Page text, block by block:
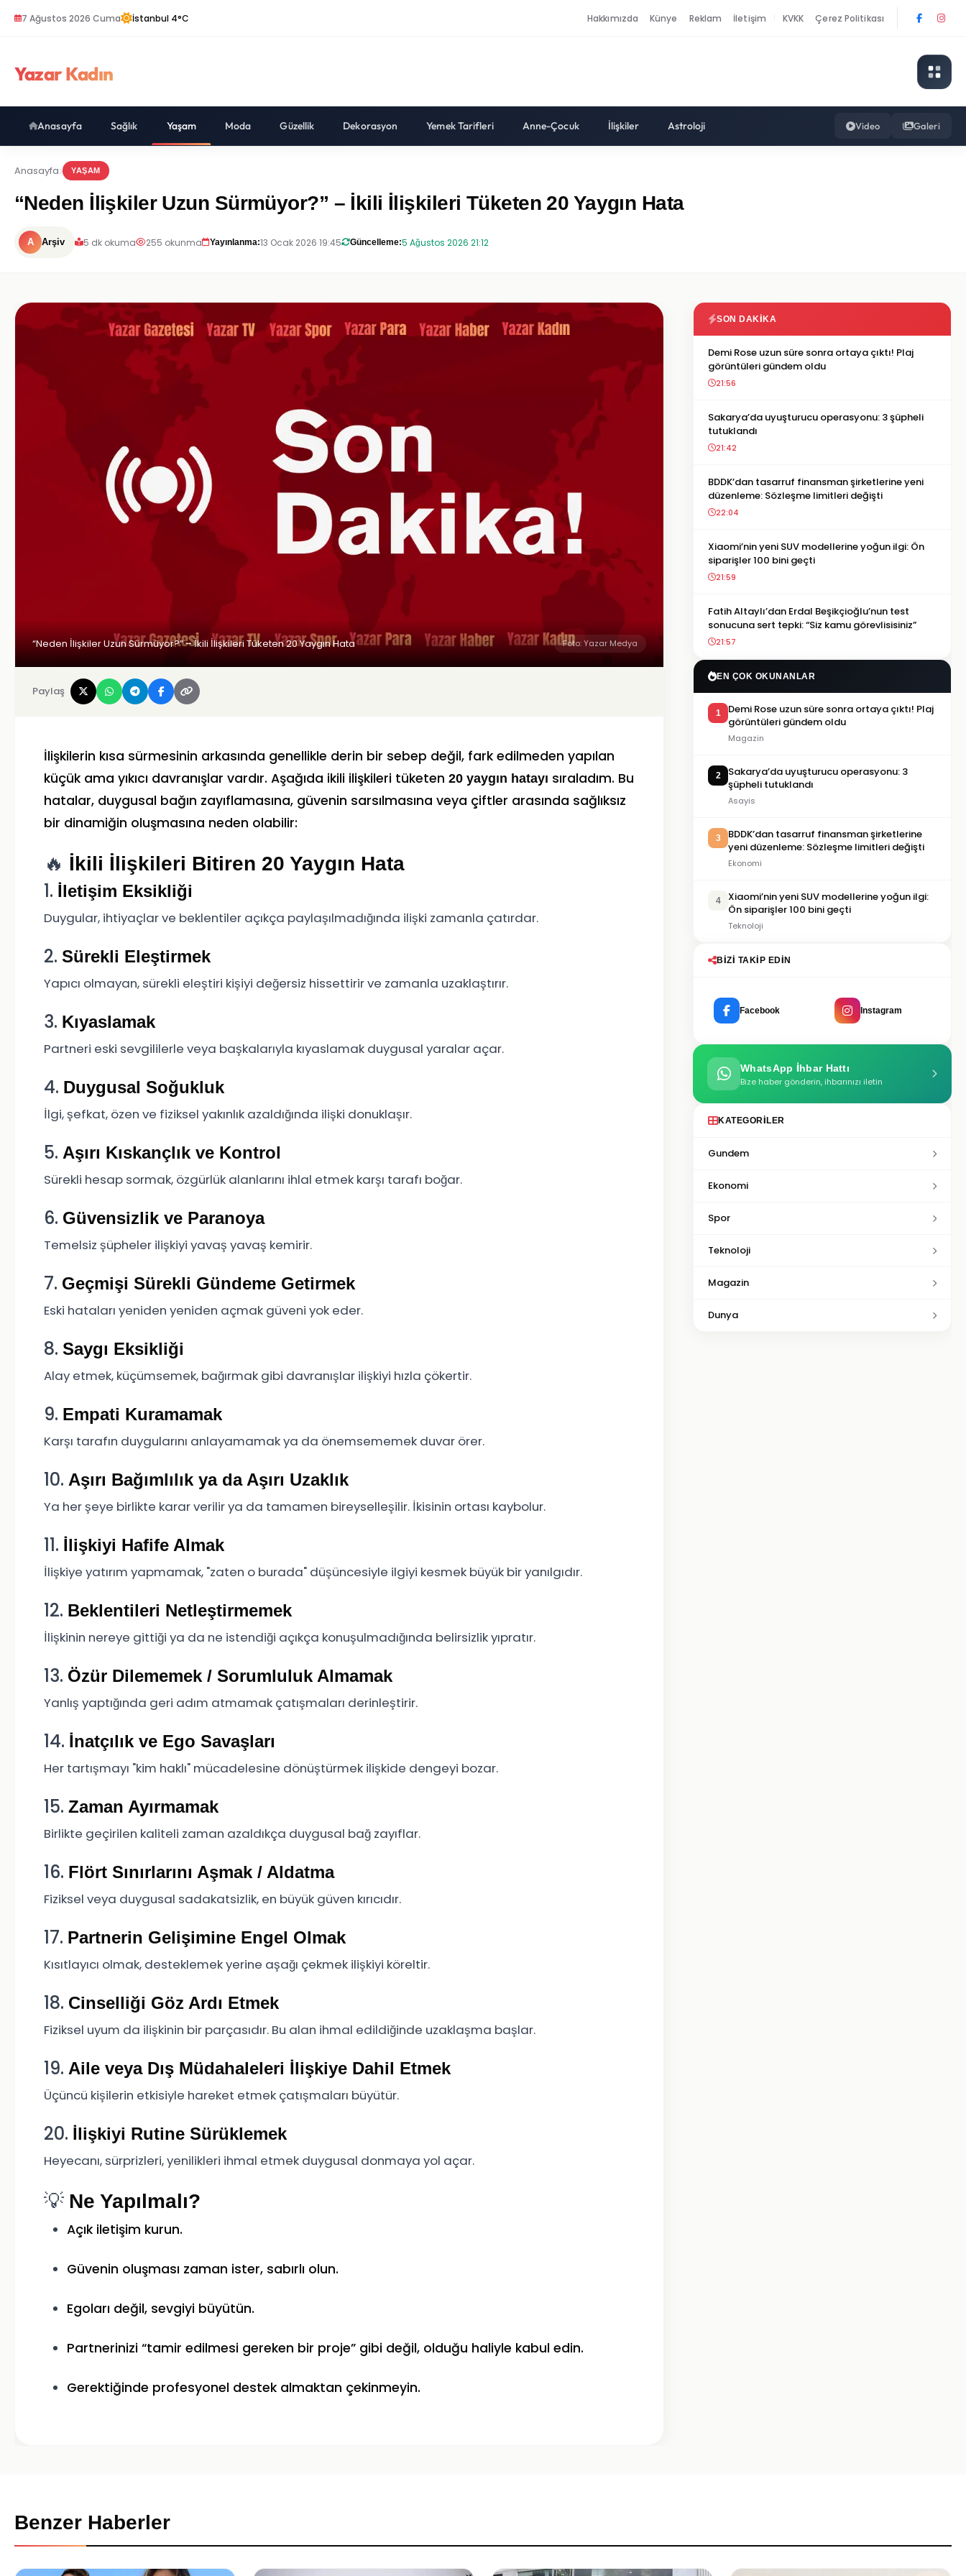
7 Ağustos 2026 Cuma İstanbul 4°C Hakkımızda Künye Reklam İletişim KVKK Çerez Politikası
Yazar Kadın
Anasayfa Sağlık Yaşam Moda Güzellik Dekorasyon Yemek Tarifleri Anne-Çocuk İlişkiler Astroloji Video Galeri
Anasayfa YAŞAM
“Neden İlişkiler Uzun Sürmüyor?” – İkili İlişkileri Tüketen 20 Yaygın Hata
A Arşiv 5 dk okuma 255 okunma Yayınlanma:13 Ocak 2026 19:45 Güncelleme:5 Ağustos 2026 21:12
“Neden İlişkiler Uzun Sürmüyor?” – İkili İlişkileri Tüketen 20 Yaygın Hata Foto: Yazar Medya
Paylaş
İlişkilerin kısa sürmesinin arkasında genellikle derin bir sebep değil, fark edilmeden yapılan
küçük ama yıkıcı davranışlar vardır. Aşağıda ikili ilişkileri tüketen 20 yaygın hatayı sıraladım. Bu
hatalar, duygusal bağın zayıflamasına, güvenin sarsılmasına veya çiftler arasında sağlıksız
bir dinamiğin oluşmasına neden olabilir:
🔥 İkili İlişkileri Bitiren 20 Yaygın Hata
1. İletişim Eksikliği
Duygular, ihtiyaçlar ve beklentiler açıkça paylaşılmadığında ilişki zamanla çatırdar.
2. Sürekli Eleştirmek
Yapıcı olmayan, sürekli eleştiri kişiyi değersiz hissettirir ve zamanla uzaklaştırır.
3. Kıyaslamak
Partneri eski sevgililerle veya başkalarıyla kıyaslamak duygusal yaralar açar.
4. Duygusal Soğukluk
İlgi, şefkat, özen ve fiziksel yakınlık azaldığında ilişki donuklaşır.
5. Aşırı Kıskançlık ve Kontrol
Sürekli hesap sormak, özgürlük alanlarını ihlal etmek karşı tarafı boğar.
6. Güvensizlik ve Paranoya
Temelsiz şüpheler ilişkiyi yavaş yavaş kemirir.
7. Geçmişi Sürekli Gündeme Getirmek
Eski hataları yeniden yeniden açmak güveni yok eder.
8. Saygı Eksikliği
Alay etmek, küçümsemek, bağırmak gibi davranışlar ilişkiyi hızla çökertir.
9. Empati Kuramamak
Karşı tarafın duygularını anlayamamak ya da önemsememek duvar örer.
10. Aşırı Bağımlılık ya da Aşırı Uzaklık
Ya her şeye birlikte karar verilir ya da tamamen bireyselleşilir. İkisinin ortası kaybolur.
11. İlişkiyi Hafife Almak
İlişkiye yatırım yapmamak, "zaten o burada" düşüncesiyle ilgiyi kesmek büyük bir yanılgıdır.
12. Beklentileri Netleştirmemek
İlişkinin nereye gittiği ya da ne istendiği açıkça konuşulmadığında belirsizlik yıpratır.
13. Özür Dilememek / Sorumluluk Almamak
Yanlış yaptığında geri adım atmamak çatışmaları derinleştirir.
14. İnatçılık ve Ego Savaşları
Her tartışmayı "kim haklı" mücadelesine dönüştürmek ilişkide dengeyi bozar.
15. Zaman Ayırmamak
Birlikte geçirilen kaliteli zaman azaldıkça duygusal bağ zayıflar.
16. Flört Sınırlarını Aşmak / Aldatma
Fiziksel veya duygusal sadakatsizlik, en büyük güven kırıcıdır.
17. Partnerin Gelişimine Engel Olmak
Kısıtlayıcı olmak, desteklemek yerine aşağı çekmek ilişkiyi köreltir.
18. Cinselliği Göz Ardı Etmek
Fiziksel uyum da ilişkinin bir parçasıdır. Bu alan ihmal edildiğinde uzaklaşma başlar.
19. Aile veya Dış Müdahaleleri İlişkiye Dahil Etmek
Üçüncü kişilerin etkisiyle hareket etmek çatışmaları büyütür.
20. İlişkiyi Rutine Sürüklemek
Heyecanı, sürprizleri, yenilikleri ihmal etmek duygusal donmaya yol açar.
💡 Ne Yapılmalı?
Açık iletişim kurun.
Güvenin oluşması zaman ister, sabırlı olun.
Egoları değil, sevgiyi büyütün.
Partnerinizi “tamir edilmesi gereken bir proje” gibi değil, olduğu haliyle kabul edin.
Gerektiğinde profesyonel destek almaktan çekinmeyin.
SON DAKIKA
Demi Rose uzun süre sonra ortaya çıktı! Plaj
görüntüleri gündem oldu
21:56
Sakarya’da uyuşturucu operasyonu: 3 şüpheli
tutuklandı
21:42
BDDK’dan tasarruf finansman şirketlerine yeni
düzenleme: Sözleşme limitleri değişti
22:04
Xiaomi’nin yeni SUV modellerine yoğun ilgi: Ön
siparişler 100 bini geçti
21:59
Fatih Altaylı’dan Erdal Beşikçioğlu’nun test
sonucuna sert tepki: “Siz kamu görevlisisiniz”
21:57
EN ÇOK OKUNANLAR
1
Demi Rose uzun süre sonra ortaya çıktı! Plaj
görüntüleri gündem oldu
Magazin
2
Sakarya’da uyuşturucu operasyonu: 3
şüpheli tutuklandı
Asayis
3
BDDK’dan tasarruf finansman şirketlerine
yeni düzenleme: Sözleşme limitleri değişti
Ekonomi
4
Xiaomi’nin yeni SUV modellerine yoğun ilgi:
Ön siparişler 100 bini geçti
Teknoloji
BIZI TAKIP EDIN
Facebook Instagram
WhatsApp İhbar Hattı
Bize haber gönderin, ihbarınızı iletin
KATEGORILER
Gundem
Ekonomi
Spor
Teknoloji
Magazin
Dunya
Benzer Haberler